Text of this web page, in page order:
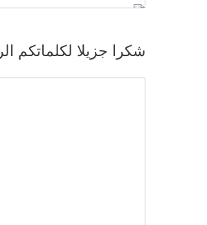
شكرا جزيلا لكلماتكم